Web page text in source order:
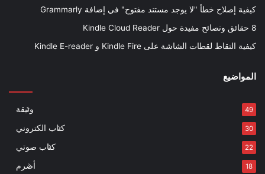
كيفية إصلاح خطأ "لا يوجد مستند مفتوح" في إضافة Grammarly
8 حقائق ونصائح مفيدة حول Kindle Cloud Reader
كيفية التقاط لقطات الشاشة على Kindle Fire و Kindle E-reader
المواضيع
وثيقة 49
كتاب الكتروني 30
كتاب صوتي 22
أضرم 18